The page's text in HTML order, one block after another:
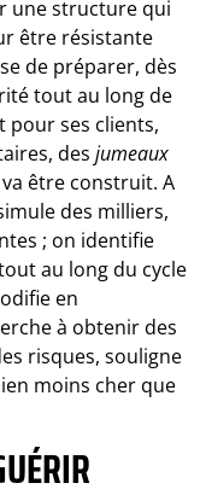
une structure qui
être résistante
de préparer, dès
tout au long de
pour ses clients,
des jumeaux
être construit. A
des milliers,
; on identifie
au long du cycle
en
à obtenir des
risques, souligne
moins cher que